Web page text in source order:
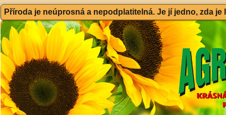
Příroda je neúprosná a nepodplatitelná. Je jí jedno, zda